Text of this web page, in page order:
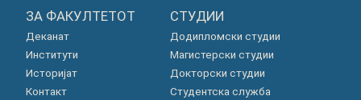
ЗА ФАКУЛТЕТОТ
Деканат
Институти
Историјат
Контакт
СТУДИИ
Додипломски студии
Магистерски студии
Докторски студии
Студентска служба